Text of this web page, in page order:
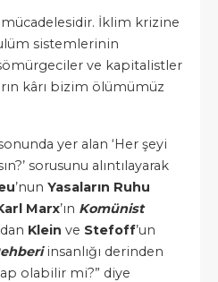
mücadelesidir. İklim krizine
sistemlerinin
ve kapitalistler
kârı bizim ölümümüz
yer alan ‘Her şeyi
sorusunu alıntılayarak
’nun Yasaların Ruhu
Marx’ın Komünist
Klein ve Stefoff’un
insanlığı derinden
olabilir mi?” diye